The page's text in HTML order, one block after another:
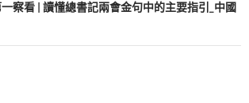
察看 | 讀懂總書記兩會金句中的主要指引_中國